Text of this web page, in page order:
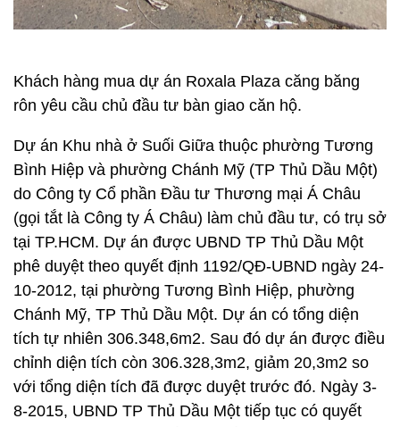
Khách hàng mua dự án Roxala Plaza căng băng
rôn yêu cầu chủ đầu tư bàn giao căn hộ.
Dự án Khu nhà ở Suối Giữa thuộc phường Tương
Bình Hiệp và phường Chánh Mỹ (TP Thủ Dầu Một)
do Công ty Cổ phần Đầu tư Thương mại Á Châu
(gọi tắt là Công ty Á Châu) làm chủ đầu tư, có trụ sở
tại TP.HCM. Dự án được UBND TP Thủ Dầu Một
phê duyệt theo quyết định 1192/QĐ-UBND ngày 24-
10-2012, tại phường Tương Bình Hiệp, phường
Chánh Mỹ, TP Thủ Dầu Một. Dự án có tổng diện
tích tự nhiên 306.348,6m2. Sau đó dự án được điều
chỉnh diện tích còn 306.328,3m2, giảm 20,3m2 so
với tổng diện tích đã được duyệt trước đó. Ngày 3-
8-2015, UBND TP Thủ Dầu Một tiếp tục có quyết